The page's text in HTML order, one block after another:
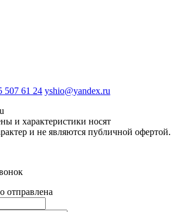
507 61 24 yshio@yandex.ru
и характеристики носят
и не являются публичной офертой.
отправлена